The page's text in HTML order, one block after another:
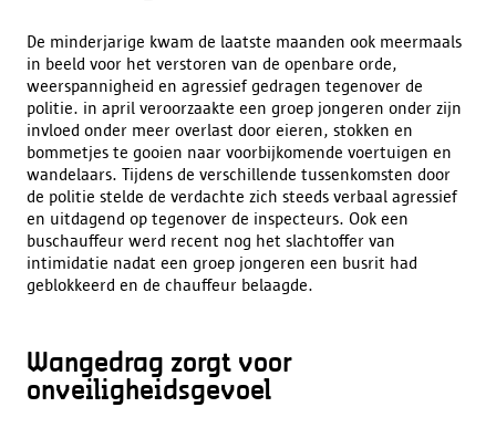
De minderjarige kwam de laatste maanden ook meermaals
in beeld voor het verstoren van de openbare orde,
weerspannigheid en agressief gedragen tegenover de
politie. in april veroorzaakte een groep jongeren onder zijn
invloed onder meer overlast door eieren, stokken en
bommetjes te gooien naar voorbijkomende voertuigen en
wandelaars. Tijdens de verschillende tussenkomsten door
de politie stelde de verdachte zich steeds verbaal agressief
en uitdagend op tegenover de inspecteurs. Ook een
buschauffeur werd recent nog het slachtoffer van
intimidatie nadat een groep jongeren een busrit had
geblokkeerd en de chauffeur belaagde.
Wangedrag zorgt voor
onveiligheidsgevoel